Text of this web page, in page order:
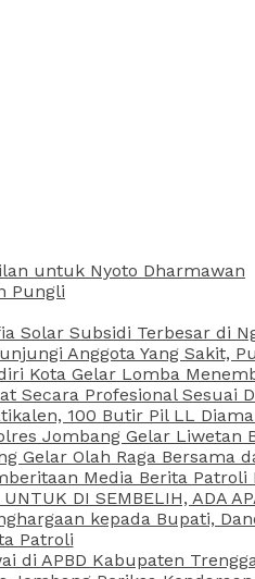
untuk Nyoto Dharmawan
Pungli
Solar Subsidi Terbesar di
Anggota Yang Sakit,
Kota Gelar Lomba
Secara Profesional Sesuai
100 Butir Pil LL
Jombang Gelar Liwetan
Gelar Olah Raga Bersama
Media Berita Patroli
DI SEMBELIH, ADA
kepada Bupati,
Patroli
di APBD Kabupaten